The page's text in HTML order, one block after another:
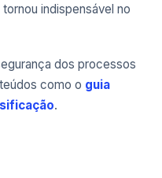
indispensável no
dos processos
como o guia
.